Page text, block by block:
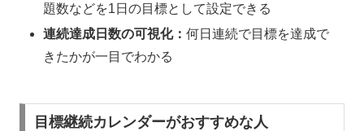
題数などを1日の目標として設定できる
連続達成日数の可視化：何日連続で目標を達成で
きたかが一目でわかる
目標継続カレンダーがおすすめな人